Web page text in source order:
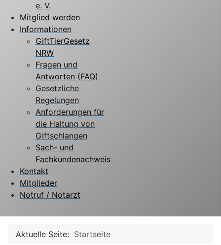
e. V.
Mitglied werden
Informationen
GiftTierGesetz
NRW
Fragen und
Antworten (FAQ)
Gesetzliche
Regelungen
Anforderungen für
die Haltung von
Giftschlangen
Sach- und
Fachkundenachweis
Kontakt
Mitglieder
Notruf / Notarzt
Aktuelle Seite: Startseite